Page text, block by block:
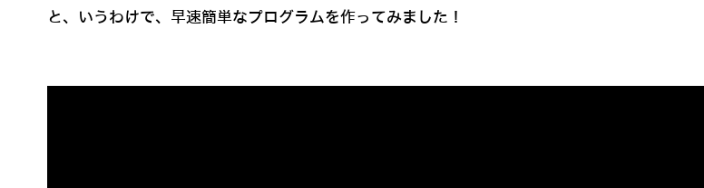
と、いうわけで、早速簡単なプログラムを作ってみました！